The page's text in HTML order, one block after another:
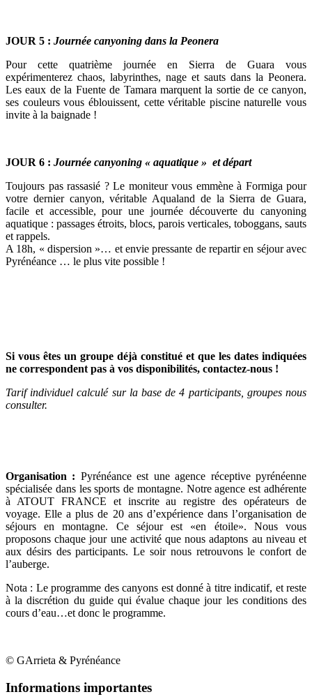
JOUR 5 : Journée canyoning dans la Peonera
Pour cette quatrième journée en Sierra de Guara vous
expérimenterez chaos, labyrinthes, nage et sauts dans la Peonera.
Les eaux de la Fuente de Tamara marquent la sortie de ce canyon,
ses couleurs vous éblouissent, cette véritable piscine naturelle vous
invite à la baignade !
JOUR 6 : Journée canyoning « aquatique » et départ
Toujours pas rassasié ? Le moniteur vous emmène à Formiga pour
votre dernier canyon, véritable Aqualand de la Sierra de Guara,
facile et accessible, pour une journée découverte du canyoning
aquatique : passages étroits, blocs, parois verticales, toboggans, sauts
et rappels.
A 18h, « dispersion »… et envie pressante de repartir en séjour avec
Pyrénéance … le plus vite possible !
Si vous êtes un groupe déjà constitué et que les dates indiquées
ne correspondent pas à vos disponibilités, contactez-nous !
Tarif individuel calculé sur la base de 4 participants, groupes nous
consulter.
Organisation : Pyrénéance est une agence réceptive pyrénéenne
spécialisée dans les sports de montagne. Notre agence est adhérente
à ATOUT FRANCE et inscrite au registre des opérateurs de
voyage. Elle a plus de 20 ans d’expérience dans l’organisation de
séjours en montagne. Ce séjour est «en étoile». Nous vous
proposons chaque jour une activité que nous adaptons au niveau et
aux désirs des participants. Le soir nous retrouvons le confort de
l’auberge.
Nota : Le programme des canyons est donné à titre indicatif, et reste
à la discrétion du guide qui évalue chaque jour les conditions des
cours d’eau…et donc le programme.
© GArrieta & Pyrénéance
Informations importantes